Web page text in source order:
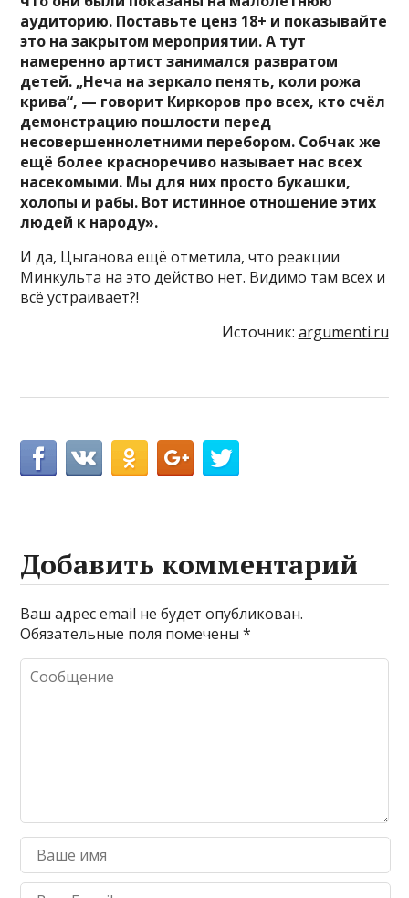
аудиторию. Поставьте ценз 18+ и показывайте
это на закрытом мероприятии. А тут
намеренно артист занимался развратом
детей. „Неча на зеркало пенять, коли рожа
крива“, — говорит Киркоров про всех, кто счёл
демонстрацию пошлости перед
несовершеннолетними перебором. Собчак же
ещё более красноречиво называет нас всех
насекомыми. Мы для них просто букашки,
холопы и рабы. Вот истинное отношение этих
людей к народу».
И да, Цыганова ещё отметила, что реакции
Минкульта на это действо нет. Видимо там всех и
всё устраивает?!
Источник: argumenti.ru
Добавить комментарий
Ваш адрес email не будет опубликован.
Обязательные поля помечены*